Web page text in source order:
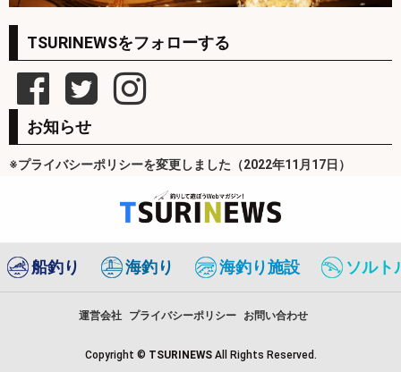
TSURINEWSをフォローする
お知らせ
※プライバシーポリシーを変更しました（2022年11月17日）
船釣り 海釣り 海釣り施設 ソルト
運営会社 プライバシーポリシー お問い合わせ
Copyright © TSURINEWS All Rights Reserved.